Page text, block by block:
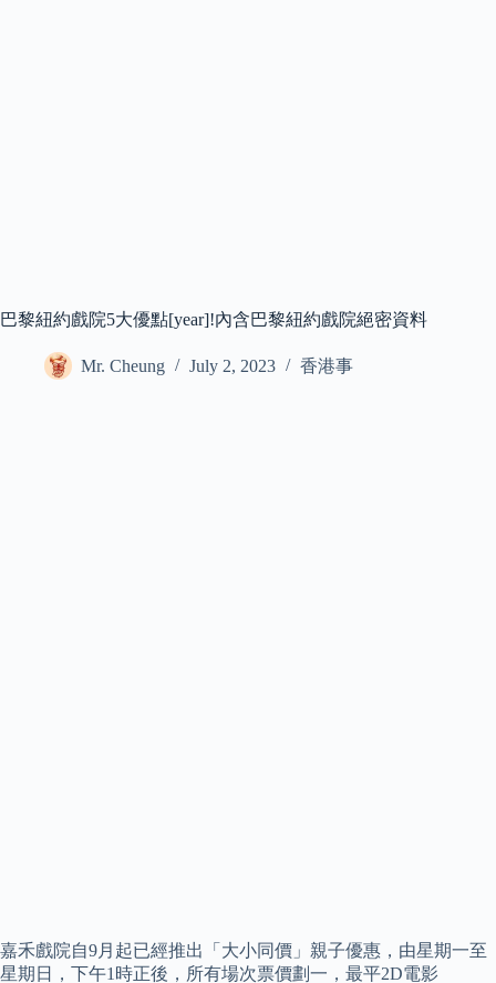
巴黎紐約戲院5大優點[year]!內含巴黎紐約戲院絕密資料
Mr. Cheung July 2, 2023 香港事
嘉禾戲院自9月起已經推出「大小同價」親子優惠，由星期一至
星期日，下午1時正後，所有場次票價劃一，最平2D電影